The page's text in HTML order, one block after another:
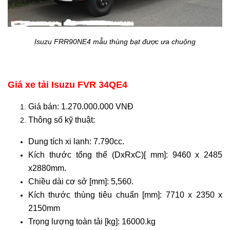
Isuzu FRR90NE4 mẫu thùng bạt được ưa chuộng
Giá xe tải Isuzu FVR 34QE4
Giá bán: 1.270.000.000 VNĐ
Thông số kỹ thuật:
Dung tích xi lanh: 7.790cc.
Kích thước tổng thể (DxRxC)[ mm]: 9460 x 2485
x2880mm.
Chiều dài cơ sở [mm]: 5,560.
Kích thước thùng tiêu chuẩn [mm]: 7710 x 2350 x
2150mm
Trọng lượng toàn tải [kg]: 16000.kg